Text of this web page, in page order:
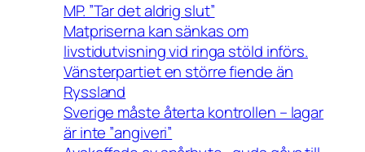
MP. ”Tar det aldrig slut”
Matpriserna kan sänkas om
livstidutvisning vid ringa stöld införs.
Vänsterpartiet en större fiende än
Ryssland
Sverige måste återta kontrollen – lagar
är inte ”angiveri”